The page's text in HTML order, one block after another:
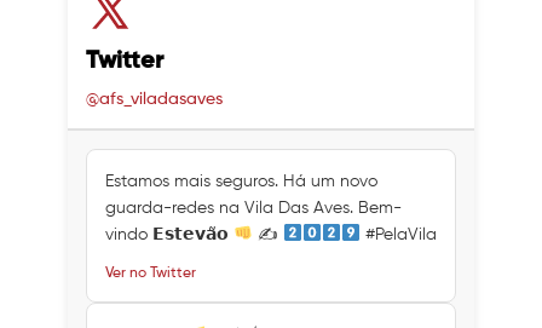
Twitter
@afs_viladasaves
Estamos mais seguros. Há um novo
guarda-redes na Vila Das Aves. Bem-
vindo 𝗘𝘀𝘁𝗲𝘃𝗮̃𝗼
✍ #PelaVila
Ver no Twitter